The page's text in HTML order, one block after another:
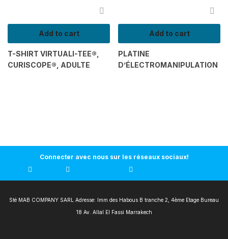
Add to cart
T-SHIRT VIRTUALI-TEE®,
CURISCOPE®, ADULTE
Add to cart
PLATINE
D’ÉLECTROMANIPULATION
Connecter avec nous sur les réseaux sociaux!
Sté MAB COMPANY SARL Adresse: Imm des Habous B tranche 2, 4ème Etage Bureau
18 Av. Allal El Fassi Marrakech